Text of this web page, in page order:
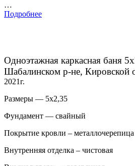
…
Подробнее
Одноэтажная каркасная баня
Шабалинском р-не, Кировской
2021г.
Размеры — 5х2,35
Фундамент — свайный
Покрытие кровли – металлочерепица
Внутренняя отделка – чистовая